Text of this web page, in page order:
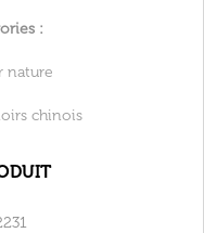
:
nature
chinois